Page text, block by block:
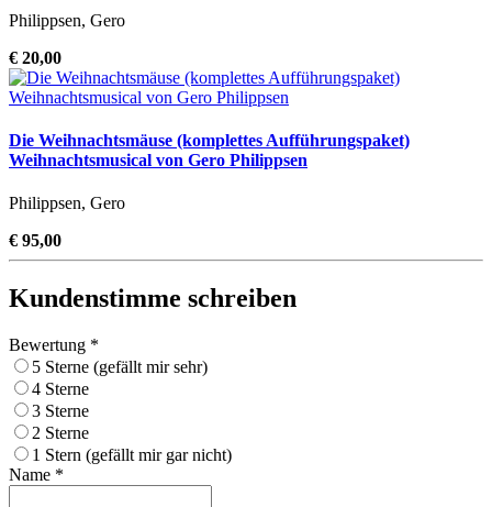
Philippsen, Gero
€ 20,00
Die Weihnachtsmäuse (komplettes Aufführungspaket)
Weihnachtsmusical von Gero Philippsen
Philippsen, Gero
€ 95,00
Kundenstimme schreiben
Bewertung *
5 Sterne (gefällt mir sehr)
4 Sterne
3 Sterne
2 Sterne
1 Stern (gefällt mir gar nicht)
Name *